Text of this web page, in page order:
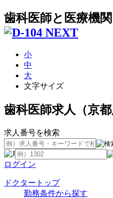
歯科医師と医療機
小
中
大
文字サイズ
歯科医師求人（京
求人番号を検索
ログイン
ドクタートップ
勤務条件から探す